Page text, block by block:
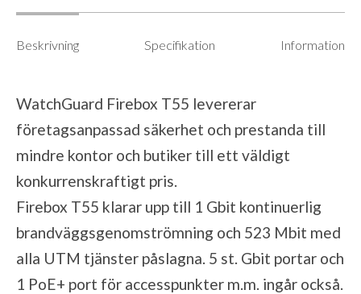
Beskrivning Specifikation Information
WatchGuard Firebox T55 levererar
företagsanpassad säkerhet och prestanda till
mindre kontor och butiker till ett väldigt
konkurrenskraftigt pris.
Firebox T55 klarar upp till 1 Gbit kontinuerlig
brandväggsgenomströmning och 523 Mbit med
alla UTM tjänster påslagna. 5 st. Gbit portar och
1 PoE+ port för accesspunkter m.m. ingår också.